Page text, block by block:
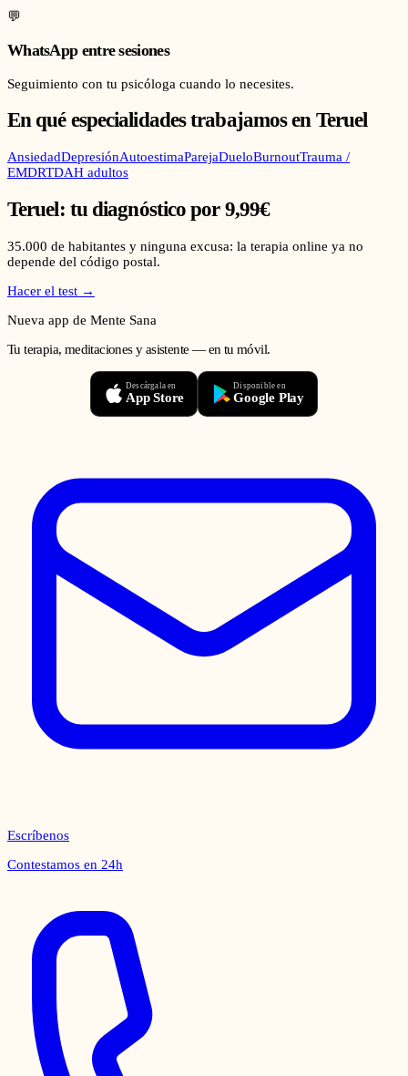
💬
WhatsApp entre sesiones
Seguimiento con tu psicóloga cuando lo necesites.
En qué especialidades trabajamos en Teruel
AnsiedadDepresiónAutoestimaParejaDueloBurnoutTrauma /
EMDRTDAH adultos
Teruel: tu diagnóstico por 9,99€
35.000 de habitantes y ninguna excusa: la terapia online ya no
depende del código postal.
Hacer el test →
Nueva app de Mente Sana
Tu terapia, meditaciones y asistente — en tu móvil.
Descárgala en
App Store
Disponible en
Google Play
Escríbenos
Contestamos en 24h